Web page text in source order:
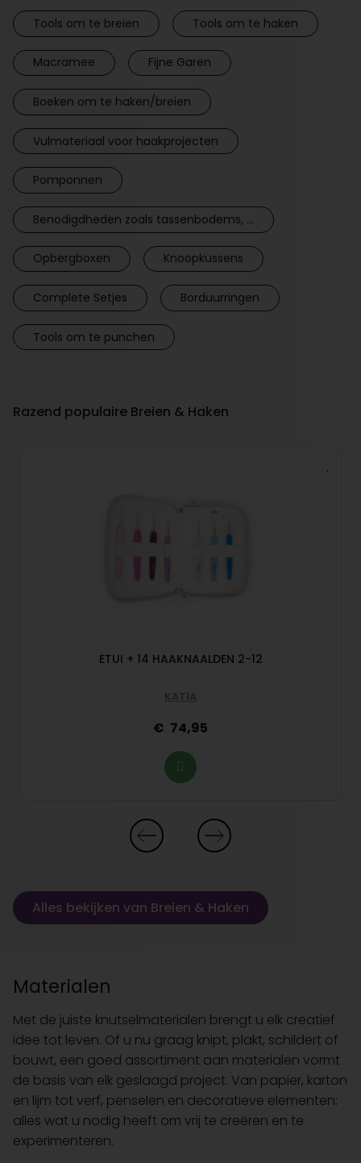
Tools om te breien Tools om te haken
Macramee Fijne Garen
Boeken om te haken/breien
Vulmateriaal voor haakprojecten
Pomponnen
Benodigdheden zoals tassenbodems, ...
Opbergboxen Knoopkussens
Complete Setjes Borduurringen
Tools om te punchen
Razend populaire Breien & Haken
ETUI + 14 HAAKNAALDEN 2-12
KATIA
74,95
Alles bekijken van Breien & Haken
Materialen
Met de juiste knutselmaterialen brengt u elk creatief
idee tot leven. Of u nu graag knipt, plakt, schildert of
bouwt, een goed assortiment aan materialen vormt
de basis van elk geslaagd project. Van papier, karton
en lijm tot verf, penselen en decoratieve elementen:
alles wat u nodig heeft om vrij te creëren en te
experimenteren.